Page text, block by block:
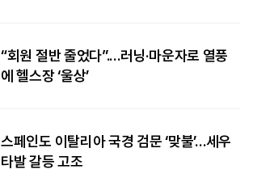
“회원 절반 줄었다”.…러닝·마운자로 열풍
에 헬스장 ‘울상’
스페인도 이탈리아 국경 검문 ‘맞불’…세우
타발 갈등 고조